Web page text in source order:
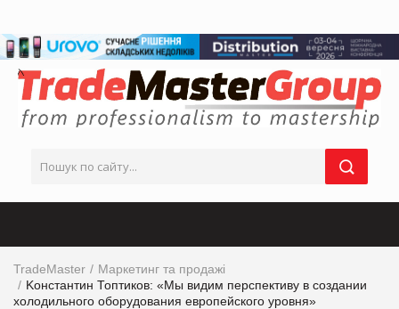
TradeMaster
Маркетинг та продажі
Kонстантин Топтиков: «Мы видим перспективу в создании
холодильного оборудования европейского уровня»